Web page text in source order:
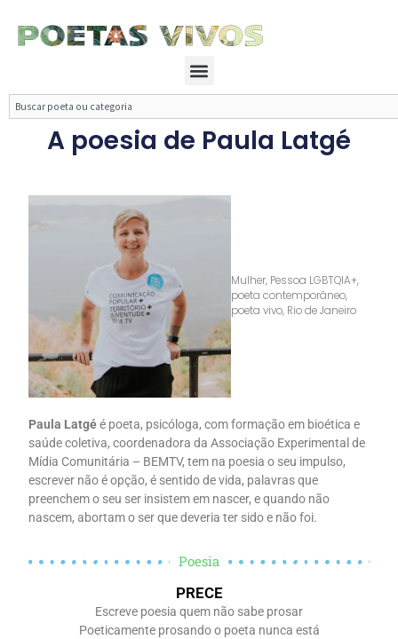
para
Menu
Search
A poesia de Paula Latgé
Mulher, Pessoa LGBTQIA+,
poeta contemporâneo,
poeta vivo, Rio de Janeiro
Paula Latgéé poeta, psicóloga, com formação em bioética e
saúde coletiva, coordenadora da Associação Experimental de
Mídia Comunitária – BEMTV, tem na poesia o seu impulso,
escrever não é opção, é sentido de vida, palavras que
preenchem o seu ser insistem em nascer, e quando não
nascem, abortam o ser que deveria ter sido e não foi.
Poesia
PRECE
Escreve poesia quem não sabe prosar
Poeticamente prosando o poeta nunca está